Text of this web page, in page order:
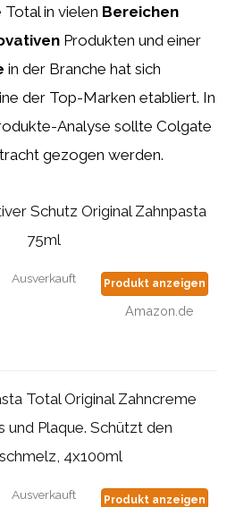
in vielen Bereichen
Produkten und einer
in der Branche hat sich
der Top-Marken etabliert. In
Analyse sollte Colgate
gezogen werden.
Schutz Original Zahnpasta
75ml
Ausverkauft Produkt anzeigen
Amazon.de
Total Original Zahncreme
und Plaque. Schützt den
4x100ml
Ausverkauft Produkt anzeigen